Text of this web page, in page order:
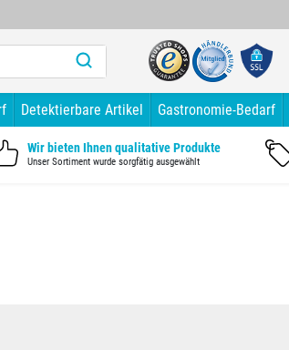
Detektierbare Artikel Gastronomie-Bedarf
Wir bieten Ihnen qualitative Produkte
Unser Sortiment wurde sorgfätig ausgewählt